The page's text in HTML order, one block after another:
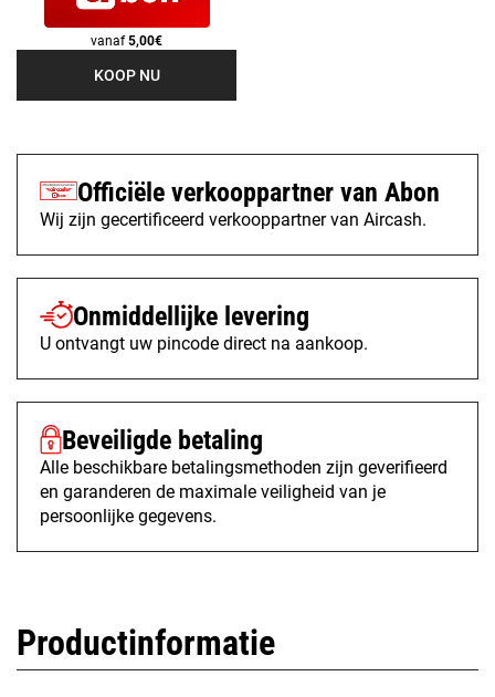
vanaf5,00€
KOOP NU
Officiële verkooppartner van Abon
Wij zijn gecertificeerd verkooppartner van Aircash.
Onmiddellijke levering
U ontvangt uw pincode direct na aankoop.
Beveiligde betaling
Alle beschikbare betalingsmethoden zijn geverifieerd
en garanderen de maximale veiligheid van je
persoonlijke gegevens.
Productinformatie